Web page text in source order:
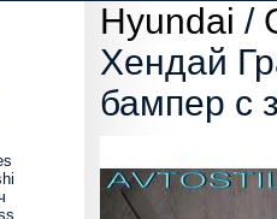
Hyundai /
Хендай
бампер с